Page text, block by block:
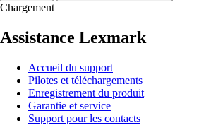
Chargement
Assistance Lexmark
Accueil du support
Pilotes et téléchargements
Enregistrement du produit
Garantie et service
Support pour les contacts